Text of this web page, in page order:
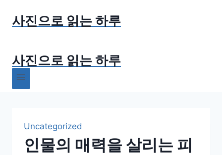
사진으로 읽는 하루
사진으로 읽는 하루
Uncategorized
인물의 매력을 살리는 피